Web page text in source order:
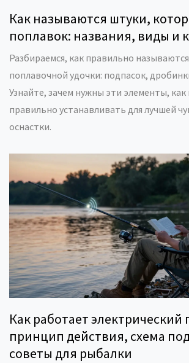
Как называются штуки,
поплавок: названия, виды и
Разбираемся, как правильно называются
поплавочной удочки: подпасок,
Узнайте, зачем нужны эти элементы,
правильно устанавливать для лучшей
оснастки.
Как работает электрический
принцип действия, схема
советы для рыбалки